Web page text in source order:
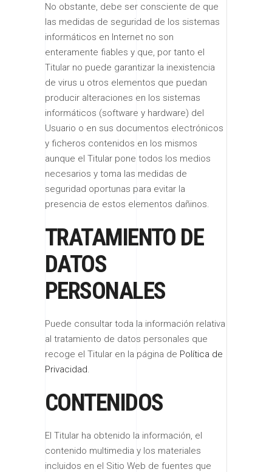
No obstante, debe ser consciente de que
las medidas de seguridad de los sistemas
informáticos en Internet no son
enteramente fiables y que, por tanto el
Titular no puede garantizar la inexistencia
de virus u otros elementos que puedan
producir alteraciones en los sistemas
informáticos (software y hardware) del
Usuario o en sus documentos electrónicos
y ficheros contenidos en los mismos
aunque el Titular pone todos los medios
necesarios y toma las medidas de
seguridad oportunas para evitar la
presencia de estos elementos dañinos.
TRATAMIENTO DE
DATOS
PERSONALES
Puede consultar toda la información relativa
al tratamiento de datos personales que
recoge el Titular en la página de Política de
Privacidad.
CONTENIDOS
El Titular ha obtenido la información, el
contenido multimedia y los materiales
incluidos en el Sitio Web de fuentes que